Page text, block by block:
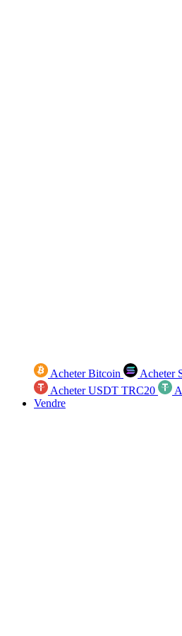
Acheter Bitcoin Acheter
Acheter USDT TRC20
Vendre